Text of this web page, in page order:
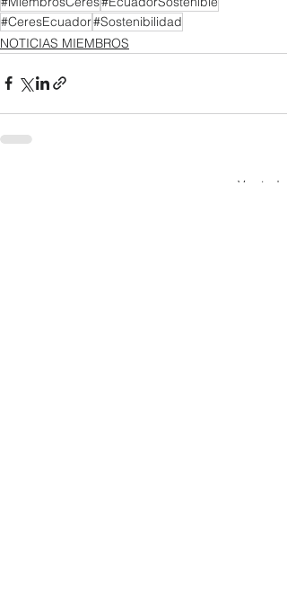
#CeresEcuador#Sostenibilidad
NOTICIAS MIEMBROS
Ver todo